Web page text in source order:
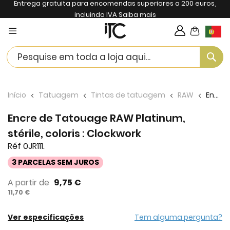
Entrega gratuita para encomendas superiores a 200 euros,
incluindo IVASaiba mais
My Cart
Início Tatuagem Tintas de tatuagem RAW Encre de Tatouage RAW Platinum, stérile, coloris : Clockwork
Encre de Tatouage RAW Platinum,
stérile, coloris : Clockwork
Réf 0JR111.
3 PARCELAS SEM JUROS
A partir de 9,75 €
11,70 €
Ver especificações Tem alguma pergunta?